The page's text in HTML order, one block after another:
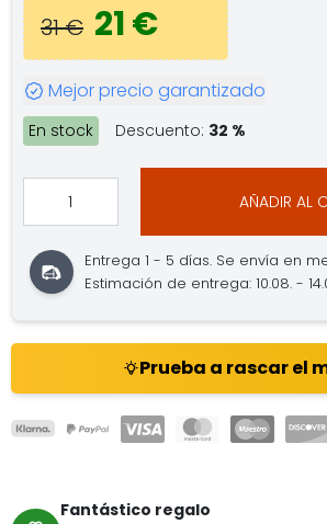
31 € 21 €
Mejor precio garantizado
En stock Descuento: 32 %
AÑADIR AL
Entrega 1 - 5 días. Se envía en
Estimación de entrega: 10.08. -
Prueba a rascar el
Fantástico regalo